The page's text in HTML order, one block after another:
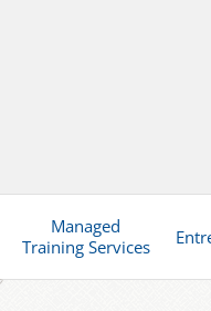
Managed
Training Services